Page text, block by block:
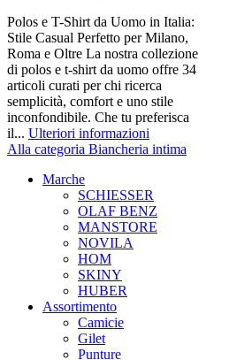
Polos e T-Shirt da Uomo in Italia:
Stile Casual Perfetto per Milano,
Roma e Oltre La nostra collezione
di polos e t-shirt da uomo offre 34
articoli curati per chi ricerca
semplicità, comfort e uno stile
inconfondibile. Che tu preferisca
il... Ulteriori informazioni
Alla categoria Biancheria intima
Marche
SCHIESSER
OLAF BENZ
MANSTORE
NOVILA
HOM
SKINY
HUBER
Assortimento
Camicie
Gilet
Punture